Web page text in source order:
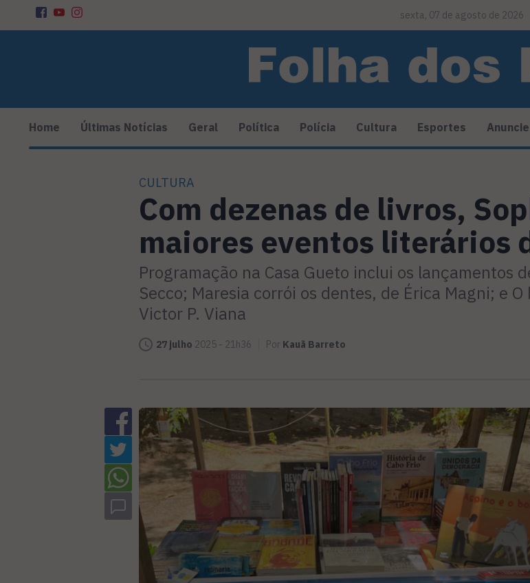
sexta, 07 de agosto de 2026
Home Últimas Notícias Geral Política Polícia Cultura Esportes Anuncie
CULTURA
Com dezenas de livros,
maiores eventos literários
Programação na Casa Gueto inclui os lançamentos
Secco; Maresia corrói os dentes, de Érica Magni; e
Victor P. Viana
27 julho 2025 - 21h36 Por Kauã Barreto